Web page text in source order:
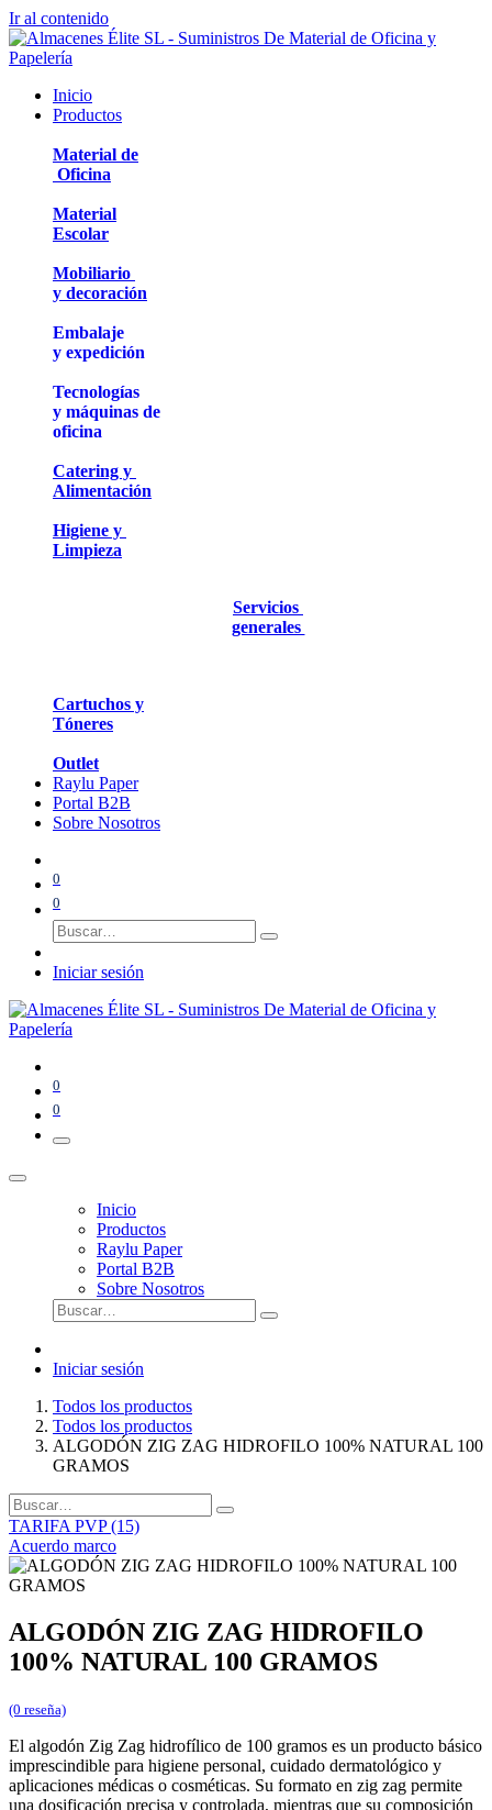
Ir al contenido
Inicio
Productos
Material de
Oficina
Material
Escolar
Mobiliario
y decoración
Embalaje
y expedición
Tecnologías
y máquinas de
oficina
Catering y
Alimentación
Higiene y
Limpieza
Servicios
generales
Cartuchos y
Tóneres
Outlet
Raylu Paper
Portal B2B
Sobre Nosotros
0
0
Iniciar sesión
0
0
Inicio
Productos
Raylu Paper
Portal B2B
Sobre Nosotros
Iniciar sesión
Todos los productos
Todos los productos
ALGODÓN ZIG ZAG HIDROFILO 100% NATURAL 100
GRAMOS
TARIFA PVP (15)
Acuerdo marco
ALGODÓN ZIG ZAG HIDROFILO
100% NATURAL 100 GRAMOS
(0 reseña)
El algodón Zig Zag hidrofílico de 100 gramos es un producto básico
imprescindible para higiene personal, cuidado dermatológico y
aplicaciones médicas o cosméticas. Su formato en zig zag permite
una dosificación precisa y controlada, mientras que su composición